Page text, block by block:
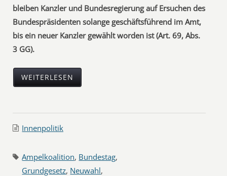
bleiben Kanzler und Bundesregierung auf Ersuchen des
Bundespräsidenten solange geschäftsführend im Amt,
bis ein neuer Kanzler gewählt worden ist (Art. 69, Abs.
3 GG).
WEITERLESEN
Innenpolitik
Ampelkoalition, Bundestag,
Grundgesetz, Neuwahl,